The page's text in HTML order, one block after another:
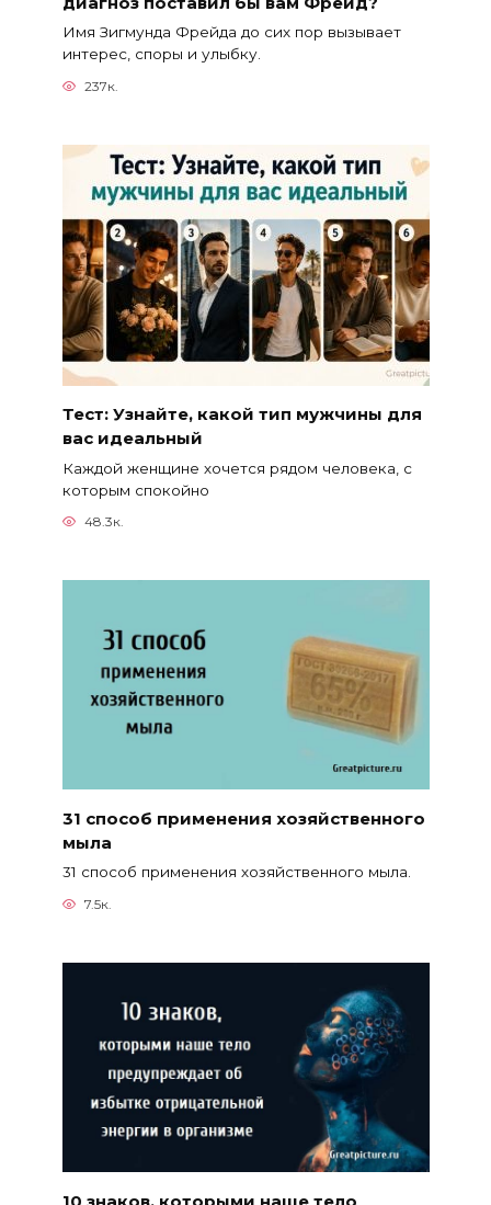
Имя Зигмунда Фрейда до сих пор вызывает
интерес, споры и улыбку.
237к.
Тест: Узнайте, какой тип мужчины для
вас идеальный
Каждой женщине хочется рядом человека, с
которым спокойно
48.3к.
31 способ применения хозяйственного
мыла
31 способ применения хозяйственного мыла.
7.5к.
10 знаков, которыми наше тело